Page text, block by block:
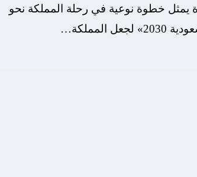
يمثل خطوة نوعية في رحلة المملكة نحو